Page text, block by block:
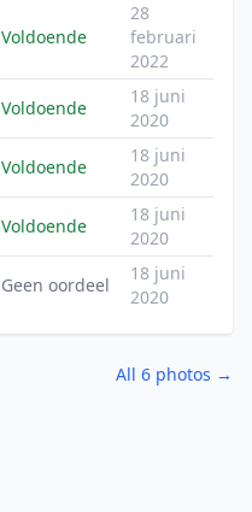
Voldoende
28
februari
2022
Voldoende
18 juni
2020
Voldoende
18 juni
2020
Voldoende
18 juni
2020
Geen oordeel
18 juni
2020
All 6 photos →